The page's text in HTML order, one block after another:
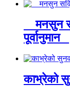
मनसुन
पूर्वानुमान
काभ्रेको